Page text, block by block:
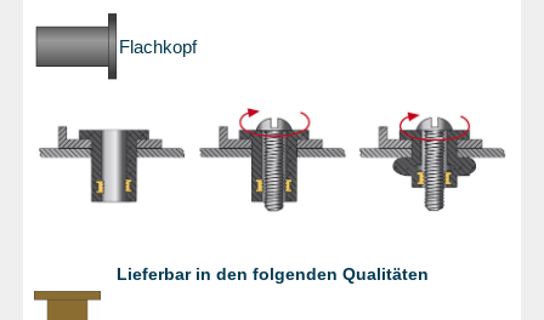
Flachkopf
Lieferbar in den folgenden Qualitäten